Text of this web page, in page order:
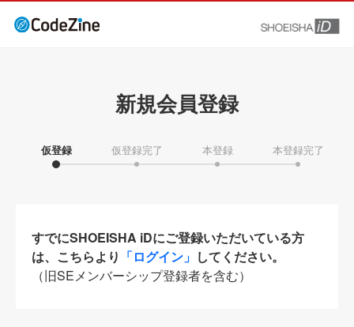
新規会員登録
仮登録 仮登録完了 本登録 本登録完了
すでにSHOEISHA iDにご登録いただいている方
は、こちらより 「ログイン」 してください。
（旧SEメンバーシップ登録者を含む）